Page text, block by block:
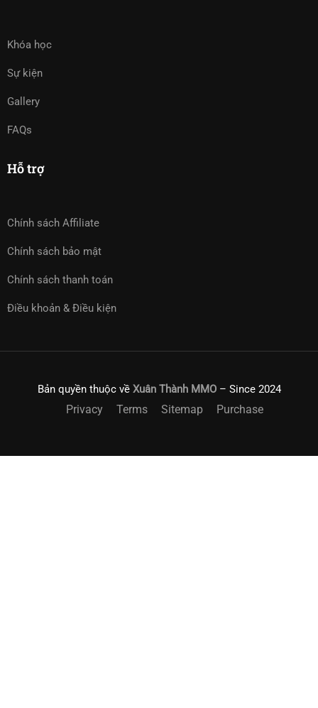
Khóa học
Sự kiện
Gallery
FAQs
Hỗ trợ
Chính sách Affiliate
Chính sách bảo mật
Chính sách thanh toán
Điều khoản & Điều kiện
Bản quyền thuộc về Xuân Thành MMO– Since 2024
Privacy Terms Sitemap Purchase